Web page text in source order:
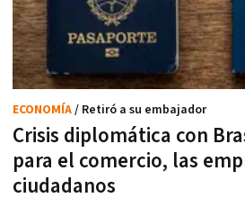
Crisis diplomática con
para el comercio, las
ciudadanos
ECONOMÍA/ Retiró a su embajador